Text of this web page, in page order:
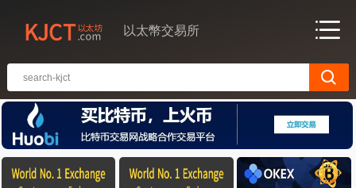
以太幣交易所